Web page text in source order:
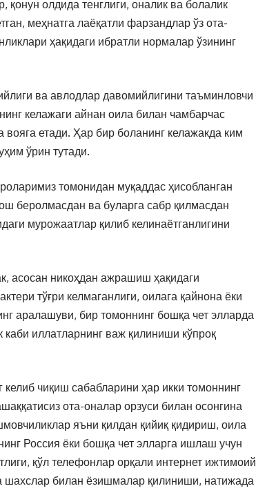
қонун олдида тенглиги, оналик ва болалик
меҳнатга лаёқатли фарзандлар ўз ота-
ҳақидаги ибратли нормалар ўзининг
ва авлодлар давомийлигини таъминловчи
келажаги айнан оила билан чамбарчас
вояга етади. Ҳар бир боланинг келажакда ким
ўрин тутади.
томонидан муқаддас ҳисобланган
беролмасдан ва буларга сабр қилмасдан
мурожаатлар қилиб келинаётганлигини
асосан никоҳдан ажрашиш ҳақидаги
тўғри келмаганлиги, оилага қайнона ёки
аралашуви, бир томоннинг бошқа чет элларда
каби иллатларнинг важ қилиниши кўпроқ
чиқиш сабабларини ҳар икки томоннинг
ота-оналар орзуси билан осонгина
яъни қилдан қийиқ қидириш, оила
Россия ёки бошқа чет элларга ишлаш учун
қўл телефонлар орқали интернет ижтимоий
билан ёзишмалар қилиниши, натижада